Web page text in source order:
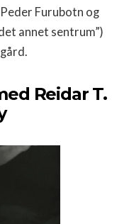
Furubotn og
annet sentrum”)
Reidar T.